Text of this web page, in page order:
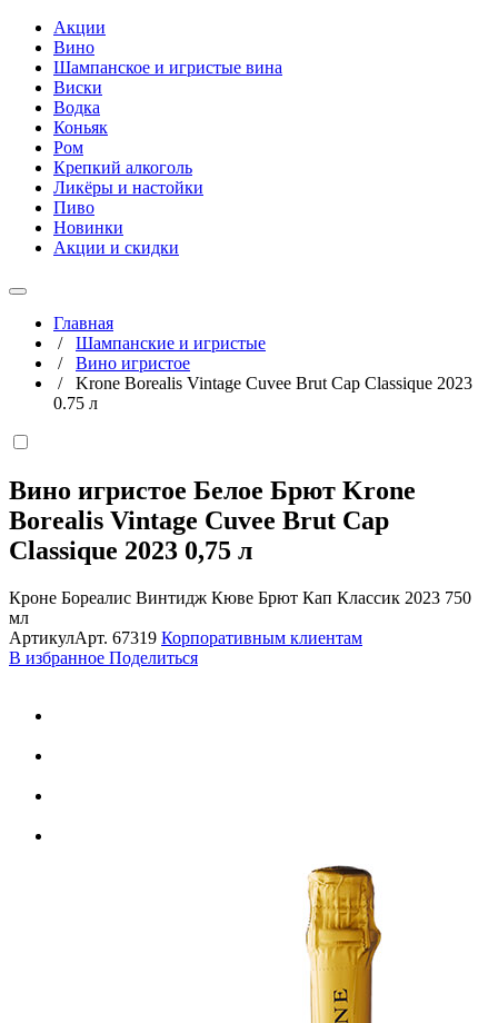
Акции
Вино
Шампанское и игристые вина
Виски
Водка
Коньяк
Ром
Крепкий алкоголь
Ликёры и настойки
Пиво
Новинки
Акции и скидки
Главная
/ Шампанские и игристые
/ Вино игристое
/ Krone Borealis Vintage Cuvee Brut Cap Classique 2023
0.75 л
Вино игристое Белое Брют Krone
Borealis Vintage Cuvee Brut Cap
Classique 2023 0,75 л
Кроне Бореалис Винтидж Кюве Брют Кап Классик 2023 750
мл
АртикулАрт. 67319 Корпоративным клиентам
В избранное Поделиться